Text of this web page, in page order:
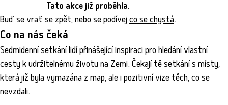
Tato akce již proběhla.
Buď se vrať se zpět, nebo se podívejco se chystá.
Co na nás čeká
Sedmidenní setkání lidí přinášející inspiraci pro hledání vlastní
cesty k udržitelnému životu na Zemi. Čekají tě setkání s místy,
která již byla vymazána z map, ale i pozitivní vize těch, co se
nevzdali.